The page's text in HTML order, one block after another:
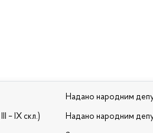
– IX скл.)
Надано народним
Надано народним